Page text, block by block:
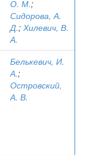
О. М.;
Сидорова, А.
Д.; Хилевич, В.
А.
Белькевич, И.
А.;
Островский,
А. В.